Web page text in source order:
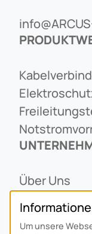
Über Uns
Alois
Um unsere